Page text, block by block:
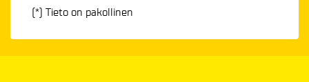
(*) Tieto on pakollinen